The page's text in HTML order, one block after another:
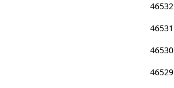
46532
46531
46530
46529